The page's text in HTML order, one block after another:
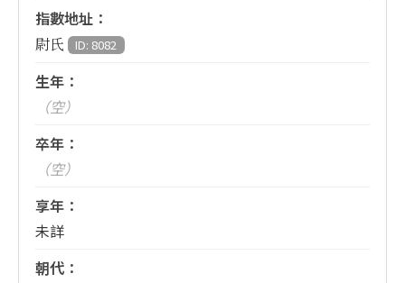
指數地址：
尉氏 ID: 8082
生年：
（空）
卒年：
（空）
享年：
未詳
朝代：